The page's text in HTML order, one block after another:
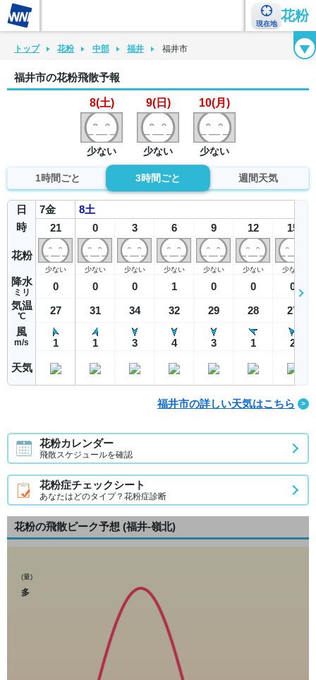
現在地
花粉
花粉カレンダー 花粉図鑑 花粉症チェックシート 花粉症ハンドブック
トップ 花粉 中部 福井 福井市
福井市の花粉飛散予報
8(土)
少ない
9(日)
少ない
10(月)
少ない
1時間ごと 3時間ごと 週間天気
日
時
花粉
降水
ミリ
気温
℃
風
m/s
天気
7金
21
少ない
0
27
1
8土
0
少ない
0
31
1
3
少ない
0
34
3
6
少ない
1
32
4
9
少ない
0
29
3
12
少ない
0
28
1
15
少ない
0
27
2
福井市の詳しい天気はこちら
花粉カレンダー
飛散スケジュールを確認
花粉症チェックシート
あなたはどのタイプ？花粉症診断
花粉の飛散ピーク予想 (福井-嶺北)
(量)
多